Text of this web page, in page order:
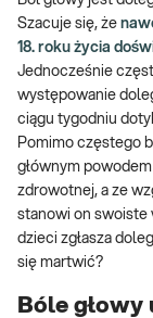
Szacuje się, że
18. roku życia
Jednocześnie
występowanie
ciągu tygodniu
Pomimo częstego
głównym
zdrowotnej, a ze
stanowi on swoiste
dzieci zgłasza
się martwić?
Bóle